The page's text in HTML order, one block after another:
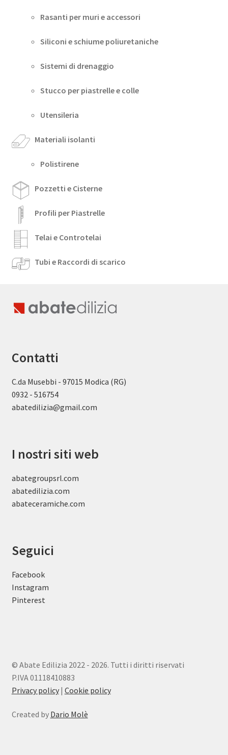
Rasanti per muri e accessori
Siliconi e schiume poliuretaniche
Sistemi di drenaggio
Stucco per piastrelle e colle
Utensileria
Materiali isolanti
Polistirene
Pozzetti e Cisterne
Profili per Piastrelle
Telai e Controtelai
Tubi e Raccordi di scarico
Contatti
C.da Musebbi - 97015 Modica (RG)
0932 - 516754
abatedilizia@gmail.com
I nostri siti web
abategroupsrl.com
abatedilizia.com
abateceramiche.com
Seguici
Facebook
Instagram
Pinterest
© Abate Edilizia 2022 - 2026. Tutti i diritti riservati
P.IVA 01118410883
Privacy policy| Cookie policy
Created by Dario Molè